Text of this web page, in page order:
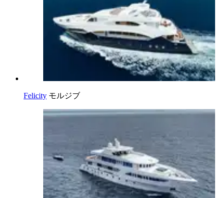
Felicity モルジブ